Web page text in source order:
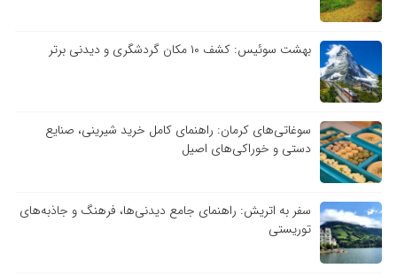
بهشت سوئیس: کشف ۱۰ مکان گردشگری و دیدنی برتر
سوغاتی‌های کرمان: راهنمای کامل خرید شیرینی، صنایع
دستی و خوراکی‌های اصیل
سفر به اتریش: راهنمای جامع دیدنی‌ها، فرهنگ و جاذبه‌های
توریستی